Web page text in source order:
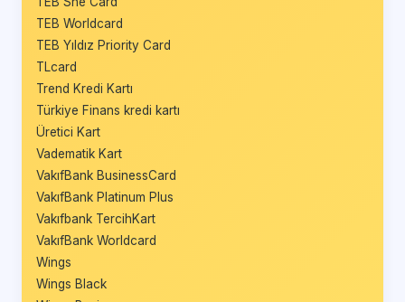
TEB Worldcard
TEB Yıldız Priority Card
TLcard
Trend Kredi Kartı
Türkiye Finans kredi kartı
Üretici Kart
Vadematik Kart
VakıfBank BusinessCard
VakıfBank Platinum Plus
Vakıfbank TercihKart
VakıfBank Worldcard
Wings
Wings Black